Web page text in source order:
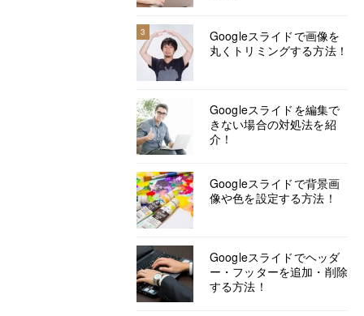
3
Googleスライドで画像を
丸くトリミングする方法！
Googleスライドを編集で
きない場合の対処法を紹
介！
Googleスライドで背景画
像や色を設定する方法！
Googleスライドでヘッダ
ー・フッターを追加・削除
する方法！